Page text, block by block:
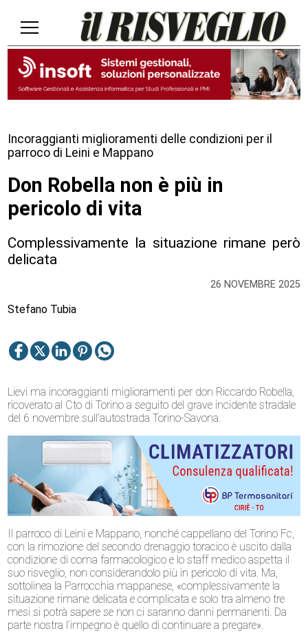
26 NOVEMBRE 2025
Incoraggianti miglioramenti delle condizioni per il
parroco di Leini e Mappano
Don Robella non è più in
pericolo di vita
Complessivamente la situazione rimane però
delicata
Stefano Tubia
Lievi ma incoraggianti miglioramenti per don Riccardo Robella,
ricoverato al Cto di Torino a seguito del grave incidente stradale
del 6 novembre sull’autostrada Torino-Savona.
Il parroco di Leini e Mappano, nonché cappellano del Torino Fc,
con la rimozione del secondo drenaggio toracico è uscito dalla
condizione di coma farmacologico e lo staff medico aspetta il
suo risveglio, non considerandolo più in pericolo di vita. Ma,
sottolinea la Parrocchia mappanese, «complessivamente la
situazione rimane delicata e complicata e solo tra almeno tre
mesi si potrà sapere se non ci saranno danni permanenti. Da
parte nostra l’impegno è quello di continuare a pregare».